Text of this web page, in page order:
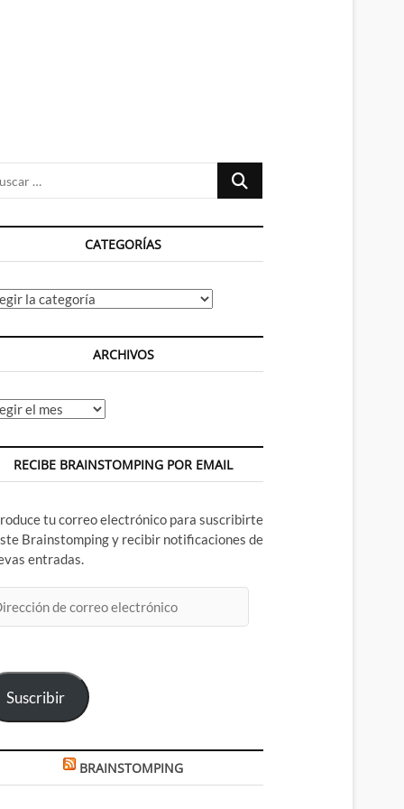
Buscar
CATEGORÍAS
ARCHIVOS
RECIBE BRAINSTOMPING POR EMAIL
tu correo electrónico para suscribirte
Brainstomping y recibir notificaciones de
entradas.
Suscribir
BRAINSTOMPING